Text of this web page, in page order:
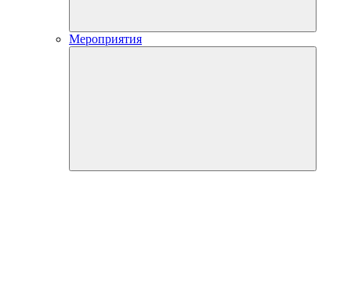
Мероприятия